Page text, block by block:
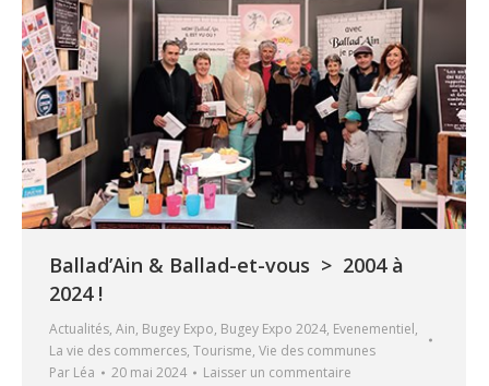
Ballad’Ain & Ballad-et-vous > 2004 à
2024 !
Actualités, Ain, Bugey Expo, Bugey Expo 2024, Evenementiel,
La vie des commerces, Tourisme, Vie des communes
Par Léa 20 mai 2024 Laisser un commentaire